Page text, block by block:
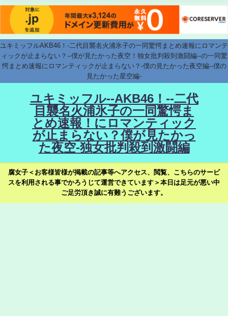
ユキミッフルAKB46！-二代目襲名火浦氷子の一同驚愕まとめ速報にロマンテ
ィックが止まらない？--僕が見たかった夜空！独女批判殺到激闘編--の一同驚
愕まとめ速報にロマンティックが止まらない？-僕の見たかった夜空編--僕の
見たかった星空編-
ユキミッフル--AKB46！--二代
目襲名火浦氷子の一同驚愕ま
とめ速報！にロマンティック
が止まらない？僕が見たかっ
た夜空-独女批判殺到激闘編
腐女子＜お客様皆様が掲載の記事等へアクセス、閲覧、こちらのサービ
スを利用される事でかろうじて運営できています＞本日は足元が悪い中
ご足労頂き誠に有難うございます。